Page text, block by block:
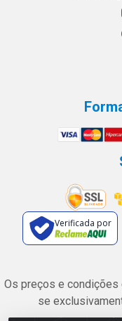
Verificada por
Os preços e condições
se